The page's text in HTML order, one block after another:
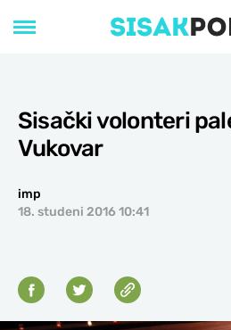
Sisački volonteri
Vukovar
imp
18. studeni 2016 10:41